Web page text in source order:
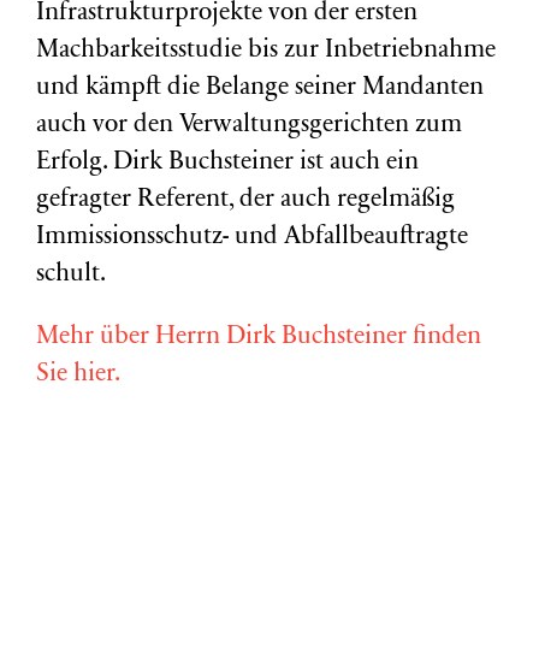
Infrastrukturprojekte von der ersten
Machbarkeitsstudie bis zur Inbetriebnahme
und kämpft die Belange seiner Mandanten
auch vor den Verwaltungsgerichten zum
Erfolg. Dirk Buchsteiner ist auch ein
gefragter Referent, der auch regelmäßig
Immissionsschutz- und Abfallbeauftragte
schult.
Mehr über Herrn Dirk Buchsteiner finden
Sie hier.